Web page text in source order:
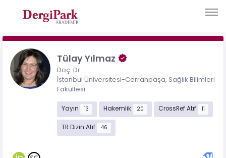
Tülay Yılmaz
Doç. Dr.
İstanbul Üniversitesi-Cerrahpaşa, Sağlık Bilimleri
Fakültesi
Yayın 13 Hakemlik 20 CrossRef Atıf 11
TR Dizin Atıf 46